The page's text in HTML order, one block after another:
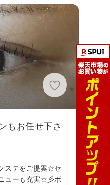
もお任せ下さ
ステをご提案☆セ
ューも充実☆彡ボ